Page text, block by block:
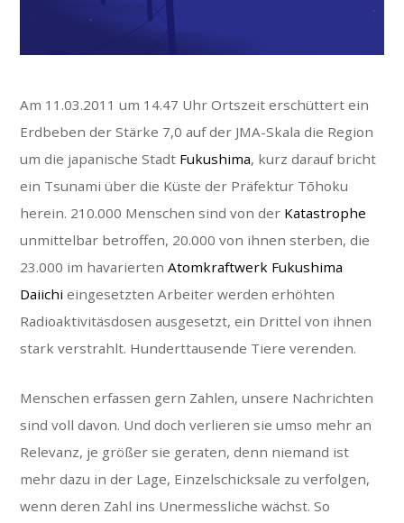
Am 11.03.2011 um 14.47 Uhr Ortszeit erschüttert ein
Erdbeben der Stärke 7,0 auf der JMA-Skala die Region
um die japanische Stadt Fukushima, kurz darauf bricht
ein Tsunami über die Küste der Präfektur Tōhoku
herein. 210.000 Menschen sind von der Katastrophe
unmittelbar betroffen, 20.000 von ihnen sterben, die
23.000 im havariertenAtomkraftwerk Fukushima
Daiichi eingesetzten Arbeiter werden erhöhten
Radioaktivitäsdosen ausgesetzt, ein Drittel von ihnen
stark verstrahlt. Hunderttausende Tiere verenden.
Menschen erfassen gern Zahlen, unsere Nachrichten
sind voll davon. Und doch verlieren sie umso mehr an
Relevanz, je größer sie geraten, denn niemand ist
mehr dazu in der Lage, Einzelschicksale zu verfolgen,
wenn deren Zahl ins Unermessliche wächst. So